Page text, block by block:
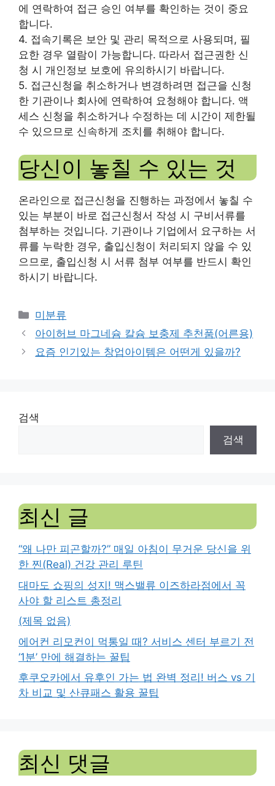
에 연락하여 접근 승인 여부를 확인하는 것이 중요
합니다.
4. 접속기록은 보안 및 관리 목적으로 사용되며, 필
요한 경우 열람이 가능합니다. 따라서 접근권한 신
청 시 개인정보 보호에 유의하시기 바랍니다.
5. 접근신청을 취소하거나 변경하려면 접근을 신청
한 기관이나 회사에 연락하여 요청해야 합니다. 액
세스 신청을 취소하거나 수정하는 데 시간이 제한될
수 있으므로 신속하게 조치를 취해야 합니다.
당신이 놓칠 수 있는 것
온라인으로 접근신청을 진행하는 과정에서 놓칠 수
있는 부분이 바로 접근신청서 작성 시 구비서류를
첨부하는 것입니다. 기관이나 기업에서 요구하는 서
류를 누락한 경우, 출입신청이 처리되지 않을 수 있
으므로, 출입신청 시 서류 첨부 여부를 반드시 확인
하시기 바랍니다.
Categories
미분류
아이허브 마그네슘 칼슘 보충제 추천품(어른용)
요즘 인기있는 창업아이템은 어떤게 있을까?
검색
검색
최신 글
“왜 나만 피곤할까?” 매일 아침이 무거운 당신을 위
한 찐(Real) 건강 관리 루틴
대마도 쇼핑의 성지! 맥스밸류 이즈하라점에서 꼭
사야 할 리스트 총정리
(제목 없음)
에어컨 리모컨이 먹통일 때? 서비스 센터 부르기 전
‘1분’ 만에 해결하는 꿀팁
후쿠오카에서 유후인 가는 법 완벽 정리! 버스 vs 기
차 비교 및 산큐패스 활용 꿀팁
최신 댓글